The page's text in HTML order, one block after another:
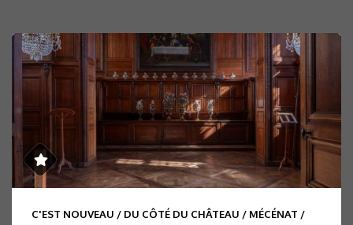
C'EST NOUVEAU / DU CÔTÉ DU CHÂTEAU / MÉCÉNAT /